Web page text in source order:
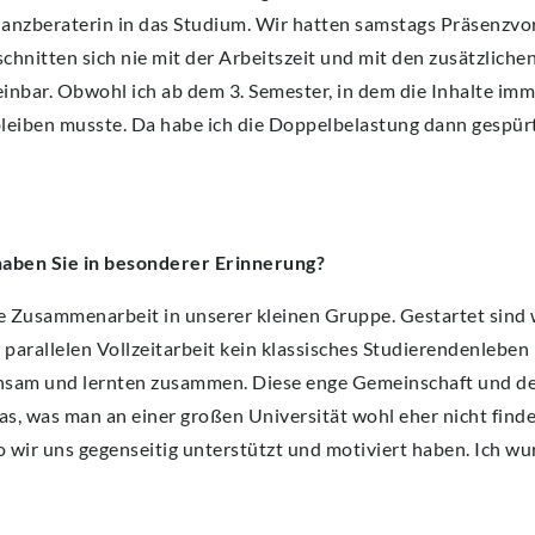
in das Studium. Wir hatten samstags
sich nie mit der Arbeitszeit und mit den
Obwohl ich ab dem 3. Semester, in dem die Inhalte
musste. Da habe ich die Doppelbelastung dann
Sie in besonderer Erinnerung?
Zusammenarbeit in unserer kleinen Gruppe. Gestartet
Vollzeitarbeit kein klassisches Studierendenleben
und lernten zusammen. Diese enge Gemeinschaft und
was man an einer großen Universität wohl eher nicht
uns gegenseitig unterstützt und motiviert haben. Ich